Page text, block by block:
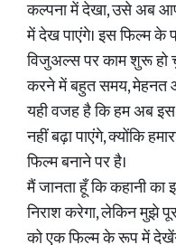
कल्पना में देखा, उसे अब
में देख पाएंगे। इस फिल्म के
विजुअल्स पर काम शुरू हो
करने में बहुत समय, मेहनत
यही वजह है कि हम अब
नहीं बढ़ा पाएंगे, क्योंकि
फिल्म बनाने पर है।
मैं जानता हूँ कि कहानी
निराश करेगा, लेकिन मुझे
को एक फिल्म के रूप में